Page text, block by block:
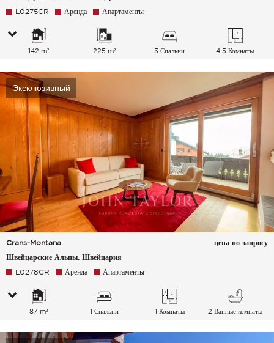
L0275CR Аренда Апартаменты
142 m² 225 m² 3 Спальни 4.5 Комнаты
Эксклюзивный
Crans-Montana
Швейцарские Альпы, Швейцария
цена по запросу
L0278CR Аренда Апартаменты
87 m² 1 Спальни 1 Комнаты 2 Ванные комнаты